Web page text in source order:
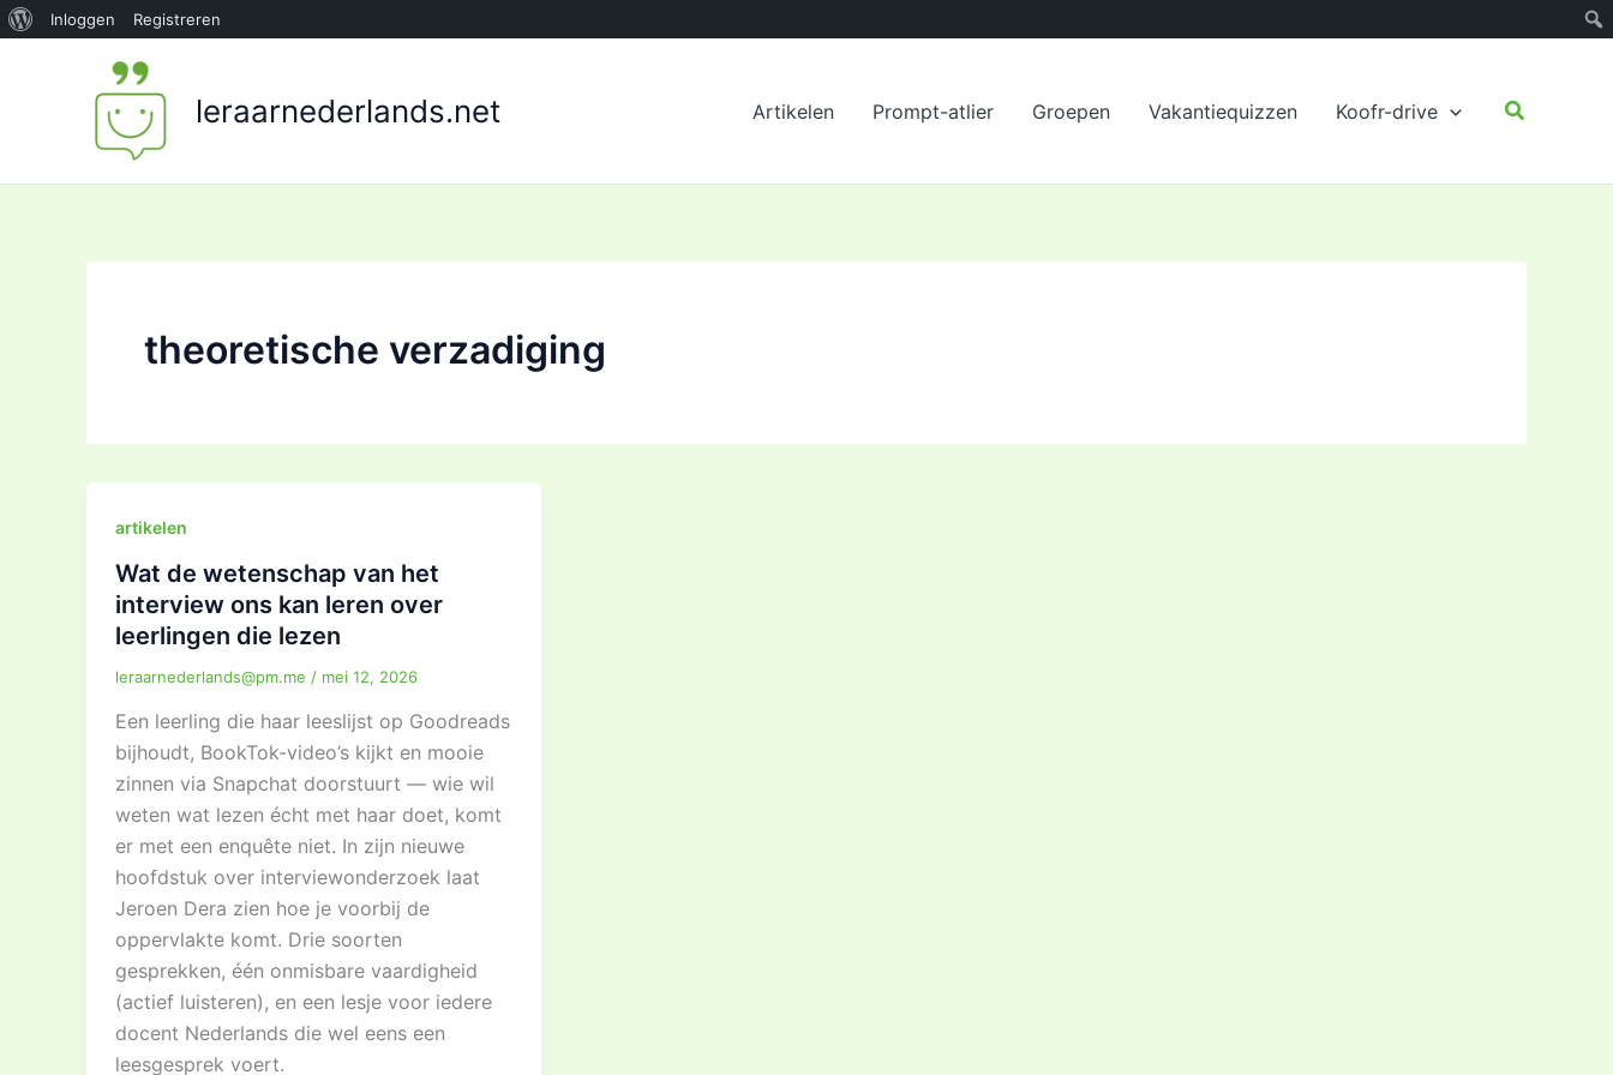
Over
Inloggen Registreren
leraarnederlands.net Artikelen Prompt-atlier Groepen Vakantiequizzen Koofr-drive Zoeken
theoretische verzadiging
artikelen
Wat de wetenschap van het
interview ons kan leren over
leerlingen die lezen
leraarnederlands@pm.me / mei 12, 2026
Een leerling die haar leeslijst op Goodreads
bijhoudt, BookTok-video’s kijkt en mooie
zinnen via Snapchat doorstuurt — wie wil
weten wat lezen écht met haar doet, komt
er met een enquête niet. In zijn nieuwe
hoofdstuk over interviewonderzoek laat
Jeroen Dera zien hoe je voorbij de
oppervlakte komt. Drie soorten
gesprekken, één onmisbare vaardigheid
(actief luisteren), en een lesje voor iedere
docent Nederlands die wel eens een
leesgesprek voert.